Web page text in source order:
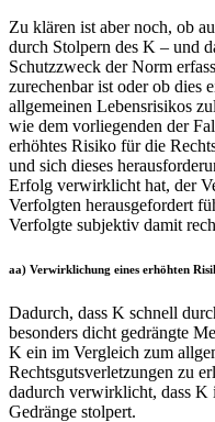
Zu klären ist aber noch, ob
durch Stolpern des K – und
Schutzzweck der Norm
zurechenbar ist oder ob dies
allgemeinen Lebensrisikos
wie dem vorliegenden der
erhöhtes Risiko für die
und sich dieses
Erfolg verwirklicht hat, der
Verfolgten herausgefordert
Verfolgte subjektiv damit
aa) Verwirklichung eines erhöhten
Dadurch, dass K schnell
besonders dicht gedrängte
K ein im Vergleich zum
Rechtsgutsverletzungen zu
dadurch verwirklicht, dass K
Gedränge stolpert.